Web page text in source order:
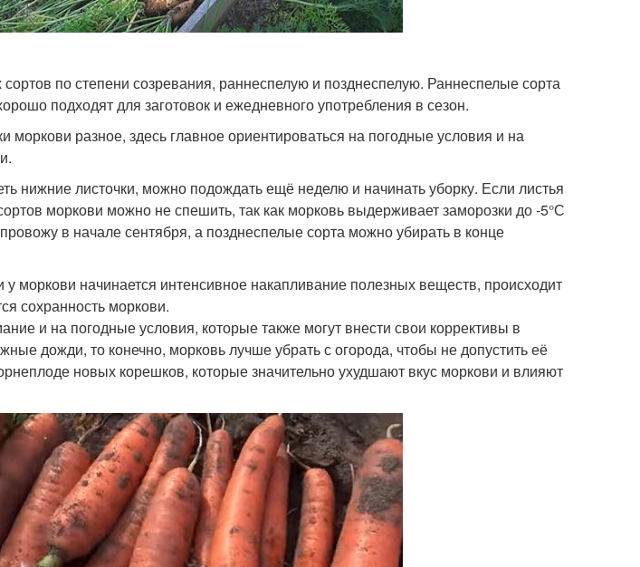
по степени созревания, раннеспелую и позднеспелую. Раннеспелые сорта
подходят для заготовок и ежедневного употребления в сезон.
моркови разное, здесь главное ориентироваться на погодные условия и на
нижние листочки, можно подождать ещё неделю и начинать уборку. Если листья
моркови можно не спешить, так как морковь выдерживает заморозки до -5°С
в начале сентября, а позднеспелые сорта можно убирать в конце
моркови начинается интенсивное накапливание полезных веществ, происходит
сохранность моркови.
и на погодные условия, которые также могут внести свои коррективы в
дожди, то конечно, морковь лучше убрать с огорода, чтобы не допустить её
новых корешков, которые значительно ухудшают вкус моркови и влияют